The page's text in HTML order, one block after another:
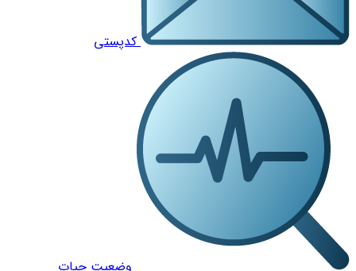
کدپستی
وضعیت حیات